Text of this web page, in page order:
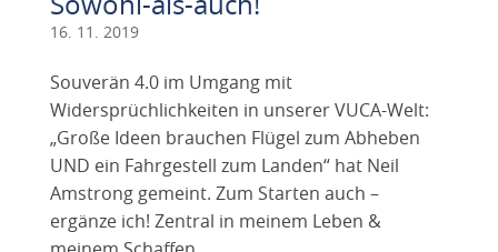
16. 11. 2019
Souverän 4.0 im Umgang mit
Widersprüchlichkeiten in unserer VUCA-Welt:
„Große Ideen brauchen Flügel zum Abheben
UND ein Fahrgestell zum Landen“ hat Neil
Amstrong gemeint. Zum Starten auch –
ergänze ich! Zentral in meinem Leben &